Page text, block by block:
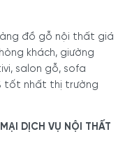
đồ gỗ nội thất giá
khách, giường
salon gỗ, sofa
tốt nhất thị trường
DỊCH VỤ NỘI THẤT